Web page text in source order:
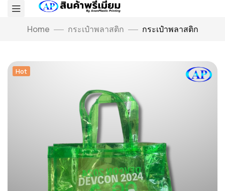
Home กระเป๋าพลาสติก กระเป๋าพลาสติก
Hot